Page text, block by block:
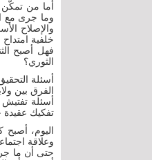
أما من تمكّن
وما جرى مع
والإصلاح
خلفية
فهل أصبح
الثوري؟
أسئلة
الفرق بين
أسئلة
تفكيك عقيدة
اليوم،
وعلاقة
حتى أن ما